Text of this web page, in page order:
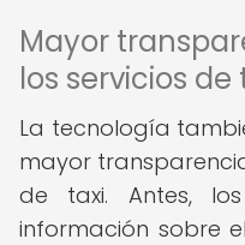
Mayor
los servicios de
La tecnología
mayor
de taxi. Antes,
información sobre